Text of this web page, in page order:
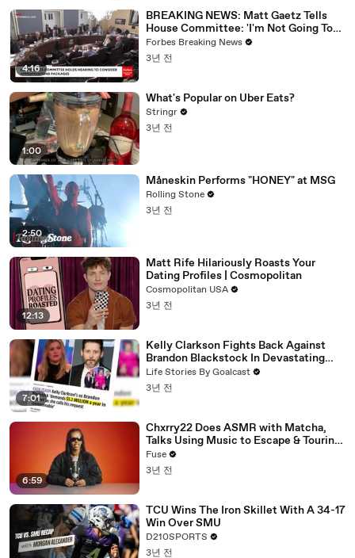
4:16
BREAKING NEWS: Matt Gaetz Tells
House Committee: 'I'm Not Going To
Vote For A Continuing Resolution'
Forbes Breaking News
3년 전
1:00
What's Popular on Uber Eats?
Stringr
3년 전
2:50
Måneskin Performs "HONEY" at MSG
Rolling Stone
3년 전
12:13
Matt Rife Hilariously Roasts Your
Dating Profiles | Cosmopolitan
Cosmopolitan USA
3년 전
7:01
Kelly Clarkson Fights Back Against
Brandon Blackstock In Devastating
Divorce Battle
Life Stories By Goalcast
3년 전
6:59
Chxrry22 Does ASMR with Matcha,
Talks Using Music to Escape & Touring
with The Weeknd
Fuse
3년 전
TCU Wins The Iron Skillet With A 34-17
Win Over SMU
D210SPORTS
3년 전